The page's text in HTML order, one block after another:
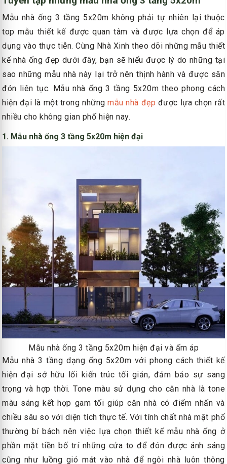
Mẫu nhà ống 3 tầng 5x20m không phải tự nhiên lại thuộc
top mẫu thiết kế được quan tâm và được lựa chọn để áp
dụng vào thực tiễn. Cùng Nhà Xinh theo dõi những mẫu thiết
kế nhà ống đẹp dưới đây, bạn sẽ hiểu được lý do những tại
sao những mẫu nhà này lại trở nên thịnh hành và được săn
đón liên tục. Mẫu nhà ống 3 tầng 5x20m theo phong cách
hiện đại là một trong nhữngmẫu nhà đẹp được lựa chọn rất
nhiều cho không gian phố hiện nay.
1. Mẫu nhà ống 3 tầng 5x20m hiện đại
Mẫu nhà ống 3 tầng 5x20m hiện đại và ấm áp
Mẫu nhà 3 tầng dạng ống 5x20m với phong cách thiết kế
hiện đại sở hữu lối kiến trúc tối giản, đảm bảo sự sang
trọng và hợp thời. Tone màu sử dụng cho căn nhà là tone
màu sáng kết hợp gam tối giúp căn nhà có điểm nhấn và
chiều sâu so với diện tích thực tế. Với tính chất nhà mặt phố
thường bí bách nên việc lựa chọn thiết kế mẫu nhà ống ở
phần mặt tiền bố trí những cửa to để đón được ánh sáng
cũng như luồng gió mát vào nhà để ngôi nhà luôn thông